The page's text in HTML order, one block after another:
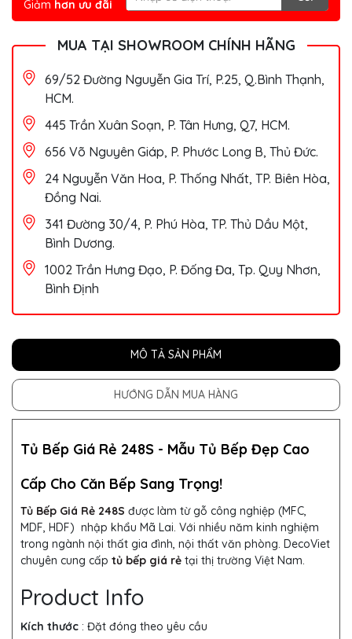
Giảm hơn ưu đãi
MUA TẠI SHOWROOM CHÍNH HÃNG
69/52 Đường Nguyễn Gia Trí, P.25, Q.Bình Thạnh,
HCM.
445 Trần Xuân Soạn, P. Tân Hưng, Q7, HCM.
656 Võ Nguyên Giáp, P. Phước Long B, Thủ Đức.
24 Nguyễn Văn Hoa, P. Thống Nhất, TP. Biên Hòa,
Đồng Nai.
341 Đường 30/4, P. Phú Hòa, TP. Thủ Dầu Một,
Bình Dương.
1002 Trần Hưng Đạo, P. Đống Đa, Tp. Quy Nhơn,
Bình Định
MÔ TẢ SẢN PHẨM
HƯỚNG DẪN MUA HÀNG
Tủ Bếp Giá Rẻ 248S - Mẫu Tủ Bếp Đẹp Cao
Cấp Cho Căn Bếp Sang Trọng!
Tủ Bếp Giá Rẻ 248S được làm từ gỗ công nghiệp (MFC,
MDF, HDF) nhập khẩu Mã Lai. Với nhiều năm kinh nghiệm
trong ngành nội thất gia đình, nội thất văn phòng. DecoViet
chuyên cung cấp tủ bếp giá rẻ tại thị trường Việt Nam.
Product Info
Kích thước : Đặt đóng theo yêu cầu